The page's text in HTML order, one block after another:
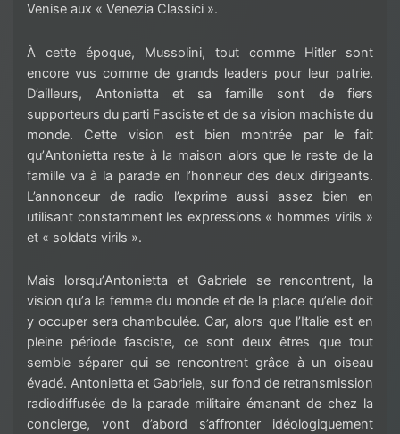
Venise aux « Venezia Classici ».
À cette époque, Mussolini, tout comme Hitler sont
encore vus comme de grands leaders pour leur patrie.
D’ailleurs, Antonietta et sa famille sont de fiers
supporteurs du parti Fasciste et de sa vision machiste du
monde. Cette vision est bien montrée par le fait
qu’Antonietta reste à la maison alors que le reste de la
famille va à la parade en l’honneur des deux dirigeants.
L’annonceur de radio l’exprime aussi assez bien en
utilisant constamment les expressions « hommes virils »
et « soldats virils ».
Mais lorsqu’Antonietta et Gabriele se rencontrent, la
vision qu’a la femme du monde et de la place qu’elle doit
y occuper sera chamboulée. Car, alors que l’Italie est en
pleine période fasciste, ce sont deux êtres que tout
semble séparer qui se rencontrent grâce à un oiseau
évadé. Antonietta et Gabriele, sur fond de retransmission
radiodiffusée de la parade militaire émanant de chez la
concierge, vont d’abord s’affronter idéologiquement